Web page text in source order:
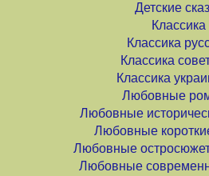
Детские
Классика
Классика
Классика
Классика
Любовные
Любовные
Любовные
Любовные
Любовные